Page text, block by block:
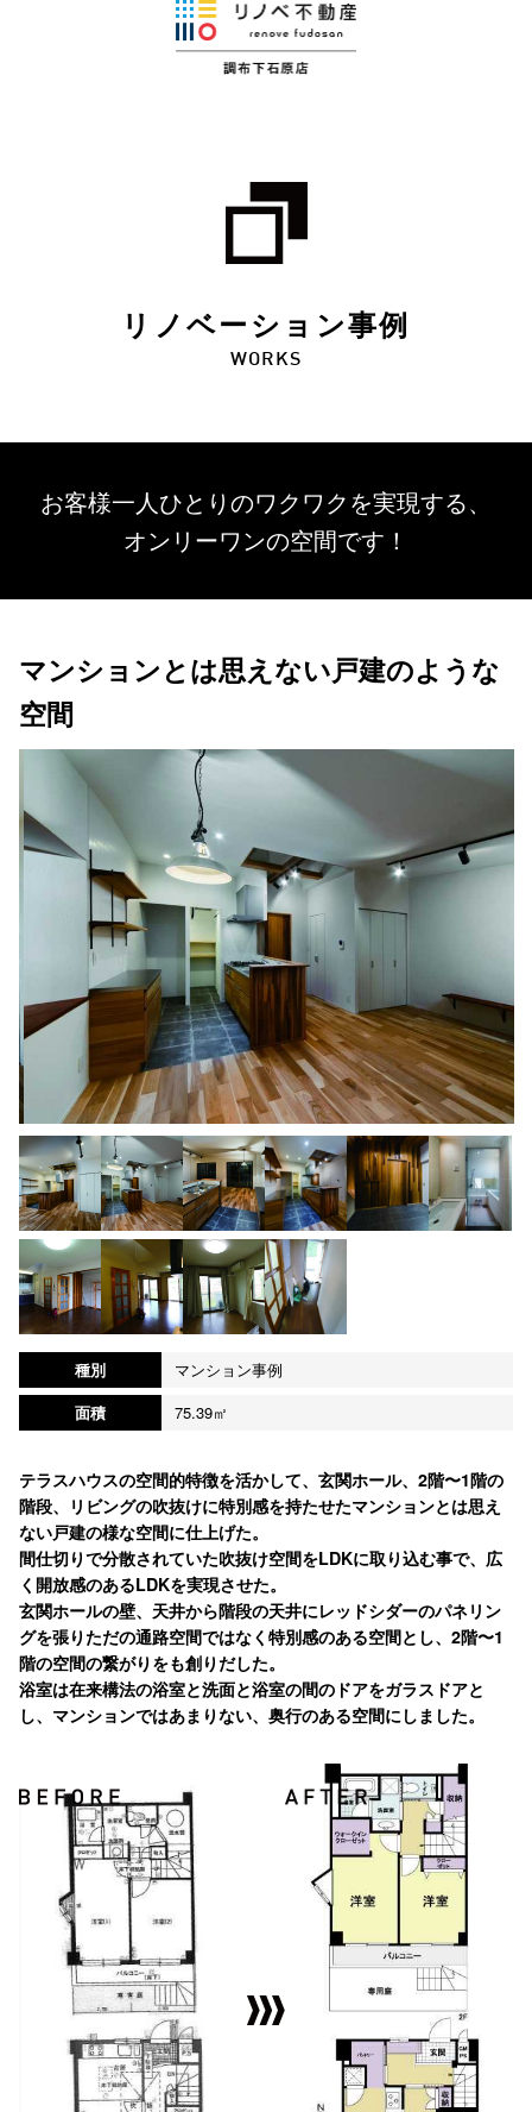
リノベーション事例
WORKS
お客様一人ひとりのワクワクを実現する、
オンリーワンの空間です！
マンションとは思えない戸建のような
空間
種別
マンション事例
面積
75.39㎡
テラスハウスの空間的特徴を活かして、玄関ホール、2階〜1階の
階段、リビングの吹抜けに特別感を持たせたマンションとは思え
ない戸建の様な空間に仕上げた。
間仕切りで分散されていた吹抜け空間をLDKに取り込む事で、広
く開放感のあるLDKを実現させた。
玄関ホールの壁、天井から階段の天井にレッドシダーのパネリン
グを張りただの通路空間ではなく特別感のある空間とし、2階〜1
階の空間の繋がりをも創りだした。
浴室は在来構法の浴室と洗面と浴室の間のドアをガラスドアと
し、マンションではあまりない、奥行のある空間にしました。